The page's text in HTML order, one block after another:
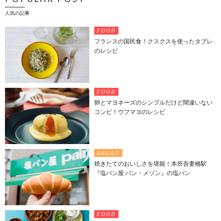
人気の記事
FOOD
フランスの国民食！クスクスを使ったタブレ
のレシピ
FOOD
卵とマヨネーズのシンプルだけど間違いない
コンビ！ウフマヨのレシピ
BREAD
焼きたてのおいしさを堪能！本所吾妻橋駅
『塩パン屋 パン・メゾン』の塩パン
FOOD